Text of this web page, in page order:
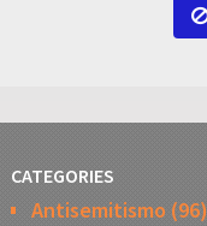
CATEGORIES
Antisemitismo (96)